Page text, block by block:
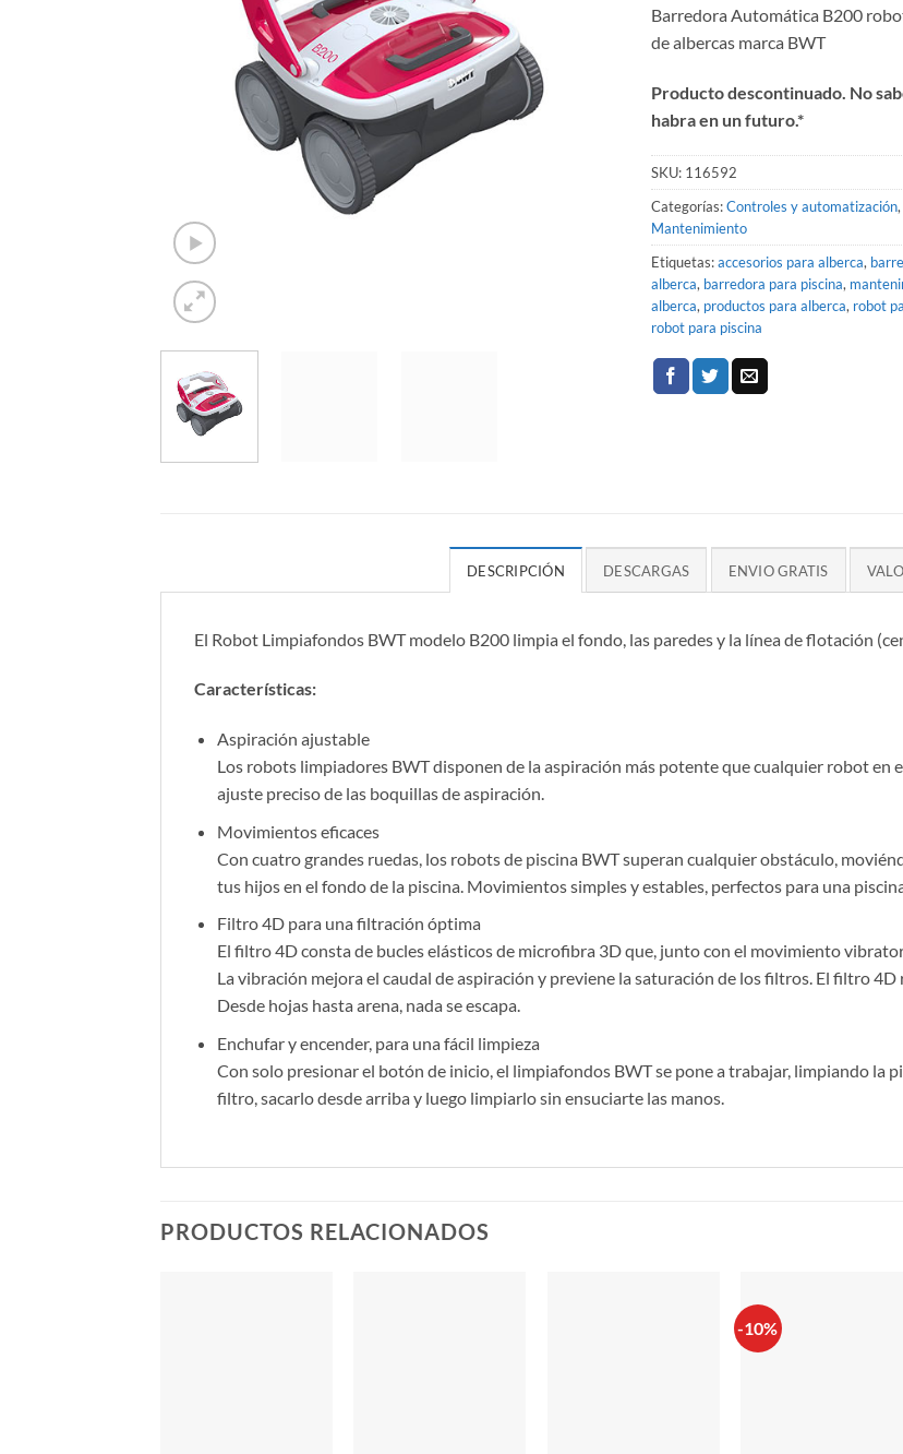
Barredora Automática B200
de albercas marca BWT
Producto descontinuado. No
habra en un futuro.*
SKU: 116592
Categorías:Controles y automatización,
Mantenimiento
Etiquetas:accesorios para alberca,
alberca, barredora para piscina,
alberca, productos para alberca, robot
robot para piscina
DESCRIPCIÓN DESCARGAS ENVIO GRATIS
El Robot Limpiafondos BWT modelo B200 limpia el fondo, las paredes y la línea de flotación
Características:
Aspiración ajustable
Los robots limpiadores BWT disponen de la aspiración más potente que cualquier robot en
ajuste preciso de las boquillas de aspiración.
Movimientos eficaces
Con cuatro grandes ruedas, los robots de piscina BWT superan cualquier obstáculo,
tus hijos en el fondo de la piscina. Movimientos simples y estables, perfectos para una
Filtro 4D para una filtración óptima
El filtro 4D consta de bucles elásticos de microfibra 3D que, junto con el movimiento
La vibración mejora el caudal de aspiración y previene la saturación de los filtros. El filtro
Desde hojas hasta arena, nada se escapa.
Enchufar y encender, para una fácil limpieza
Con solo presionar el botón de inicio, el limpiafondos BWT se pone a trabajar, limpiando la
filtro, sacarlo desde arriba y luego limpiarlo sin ensuciarte las manos.
PRODUCTOS RELACIONADOS
-10%